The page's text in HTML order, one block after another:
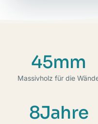
45mm
Massivholz für die
8Jahre